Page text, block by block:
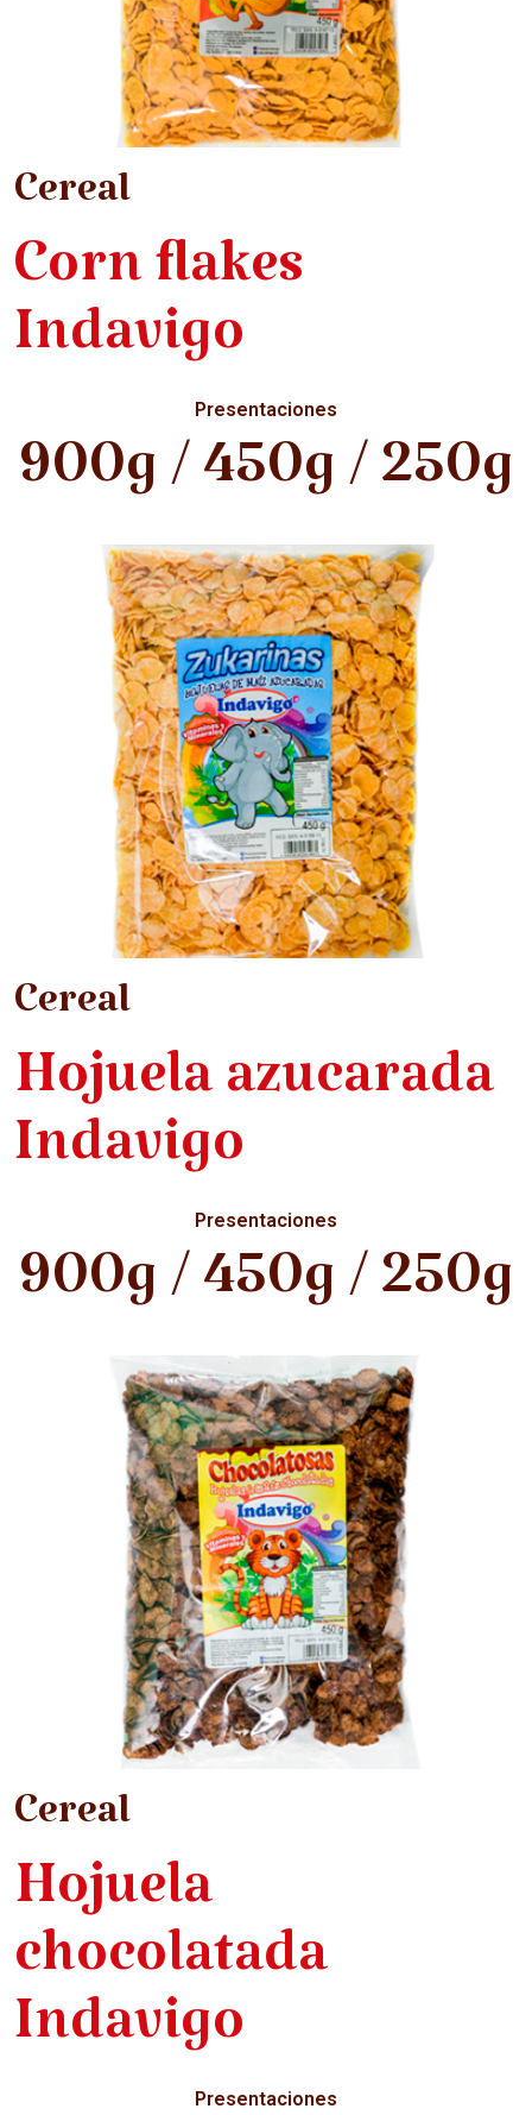
Cereal
Corn flakes
Indavigo
Presentaciones
900g / 450g / 250g
Cereal
Hojuela azucarada
Indavigo
Presentaciones
900g / 450g / 250g
Cereal
Hojuela
chocolatada
Indavigo
Presentaciones